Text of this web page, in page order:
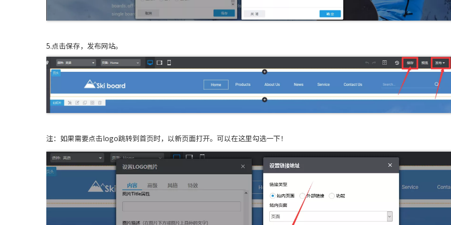
5.点击保存，发布网站。
注：如果需要点击logo跳转到首页时，以新页面打开。可以在这里勾选一下！